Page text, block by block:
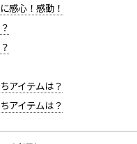
感心！感動！
アイテムは？
アイテムは？